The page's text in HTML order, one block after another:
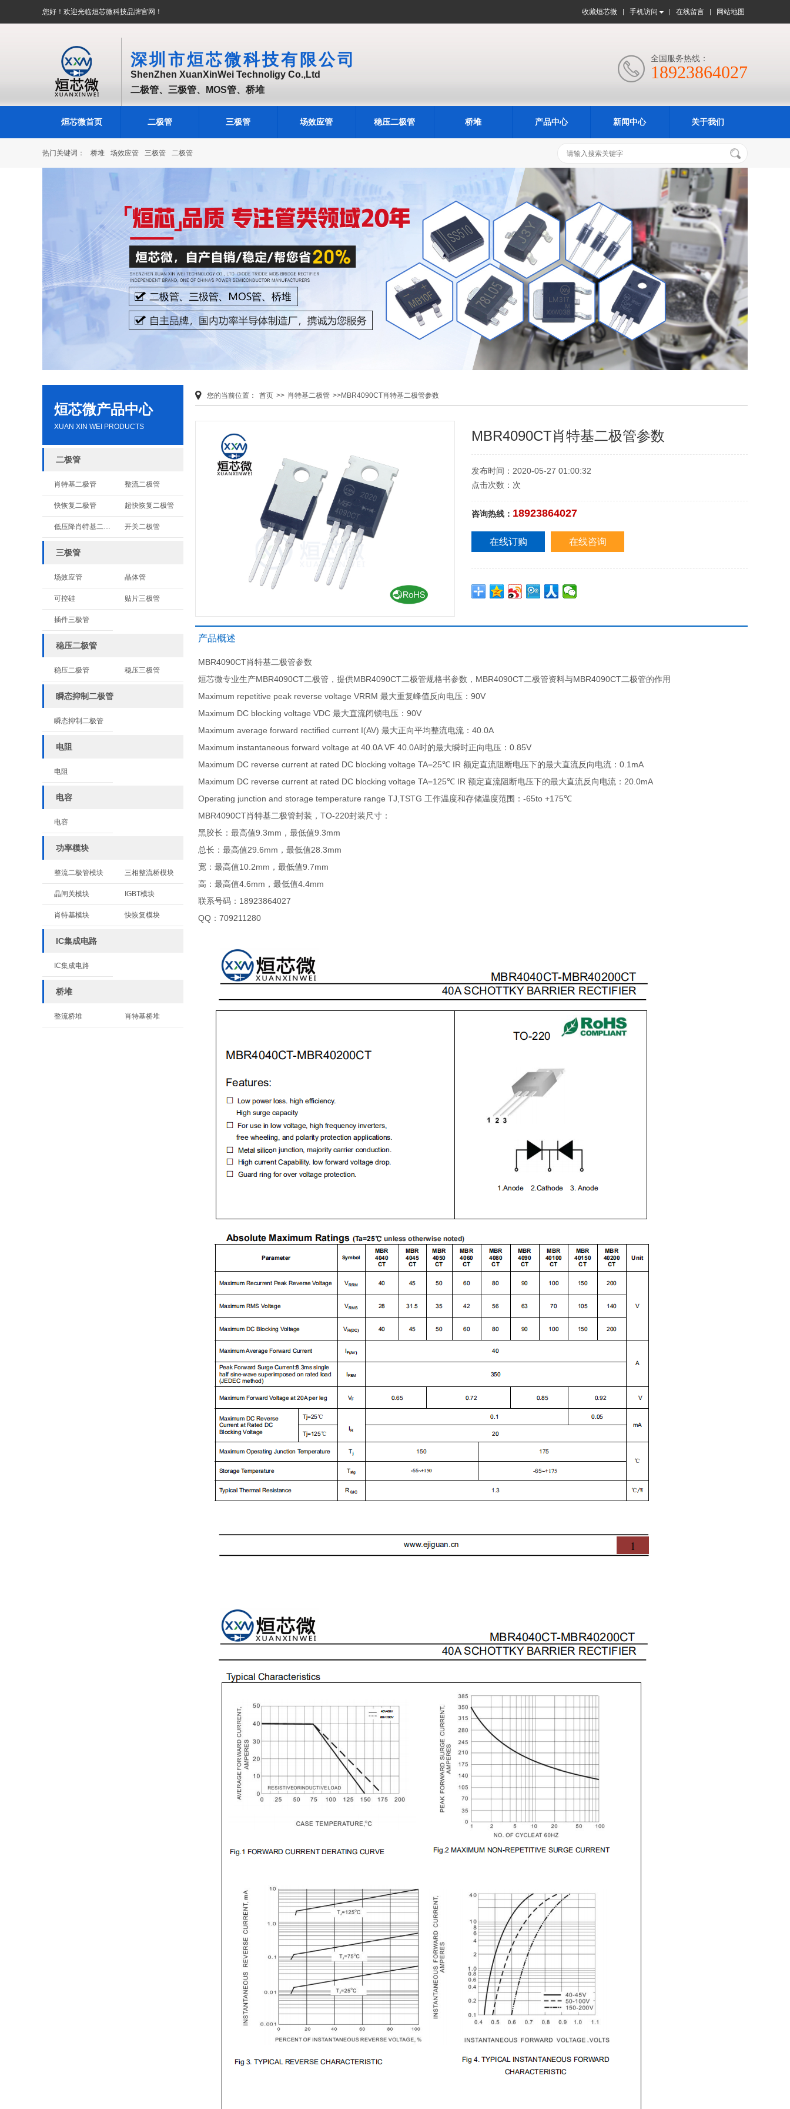
您好！欢迎光临烜芯微科技品牌官网！ 收藏烜芯微 手机访问 在线留言 网站地图
深圳市烜芯微科技有限公司
ShenZhen XuanXinWei Technoligy Co.,Ltd
二极管、三极管、MOS管、桥堆
 全国服务热线：
18923864027
烜芯微首页 二极管 三极管 场效应管 稳压二极管 桥堆 产品中心 新闻中心 关于我们
热门关键词： 桥堆 场效应管 三极管 二极管
烜芯微产品中心
XUAN XIN WEI PRODUCTS
二极管
肖特基二极管 整流二极管
快恢复二极管 超快恢复二极管
开关二极管
三极管
场效应管 晶体管
可控硅 贴片三极管
插件三极管
稳压二极管
稳压二极管 稳压三极管
瞬态抑制二极管
瞬态抑制二极管
电阻
电阻
电容
电容
功率模块
整流二极管模块 三相整流桥模块
晶闸关模块 IGBT模块
肖特基模块 快恢复模块
IC集成电路
IC集成电路
桥堆
整流桥堆 肖特基桥堆
您的当前位置： 首页 >> 肖特基二极管 >>MBR4090CT肖特基二极管参数
MBR4090CT肖特基二极管参数
发布时间：2020-05-27 01:00:32
点击次数： 次
咨询热线： 18923864027
在线订购 在线咨询
产品概述
MBR4090CT肖特基二极管参数
烜芯微专业生产MBR4090CT二极管，提供MBR4090CT二极管规格书参数，MBR4090CT二极管资料与MBR4090CT二极管的作用
Maximum repetitive peak reverse voltage VRRM 最大重复峰值反向电压：90V
Maximum DC blocking voltage VDC 最大直流闭锁电压：90V
Maximum average forward rectified current I(AV) 最大正向平均整流电流：40.0A
Maximum instantaneous forward voltage at 40.0A VF 40.0A时的最大瞬时正向电压：0.85V
Maximum DC reverse current at rated DC blocking voltage TA=25℃ IR 额定直流阻断电压下的最大直流反向电流：0.1mA
Maximum DC reverse current at rated DC blocking voltage TA=125℃ IR 额定直流阻断电压下的最大直流反向电流：20.0mA
Operating junction and storage temperature range TJ,TSTG 工作温度和存储温度范围：-65to +175℃
MBR4090CT肖特基二极管封装，TO-220封装尺寸：
黑胶长：最高值9.3mm，最低值9.3mm
总长：最高值29.6mm，最低值28.3mm
宽：最高值10.2mm，最低值9.7mm
高：最高值4.6mm，最低值4.4mm
联系号码：18923864027
QQ：709211280